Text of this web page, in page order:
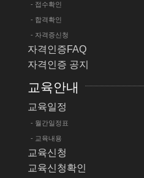
- 접수확인
- 합격확인
- 자격증신청
자격인증FAQ
자격인증 공지
교육안내
교육일정
- 월간일정표
- 교육내용
교육신청
교육신청확인